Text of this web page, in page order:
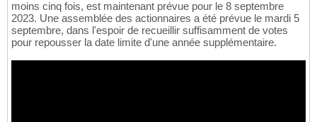
moins cinq fois, est maintenant prévue pour le 8 septembre
2023. Une assemblée des actionnaires a été prévue le mardi 5
septembre, dans l'espoir de recueillir suffisamment de votes
pour repousser la date limite d'une année supplémentaire.